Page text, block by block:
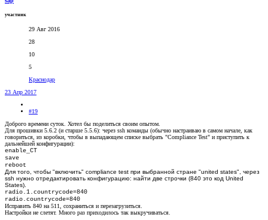
участник
29 Авг 2016
28
10
5
Краснодар
23 Апр 2017
#19
Доброго времени суток. Хотел бы поделиться своим опытом.
Для прошивки 5.6.2 (и старше 5.5.6): через ssh команды (обычно настраиваю в самом начале, как
говориться, из коробки, чтобы в выпадающем списке выбрать "Compliance Test" и приступить к
дальнейшей конфигурации):
enable_CT
save
reboot
Для того, чтобы "включить" compliance test при выбранной стране "united states", через
ssh нужно отредактировать конфигурацию: найти две строчки (840 это код United
States).
radio.1.countrycode=840
radio.countrycode=840
Исправить 840 на 511, сохраниться и перезагрузиться.
Настройки не слетят. Много раз приходилось так выкручиваться.